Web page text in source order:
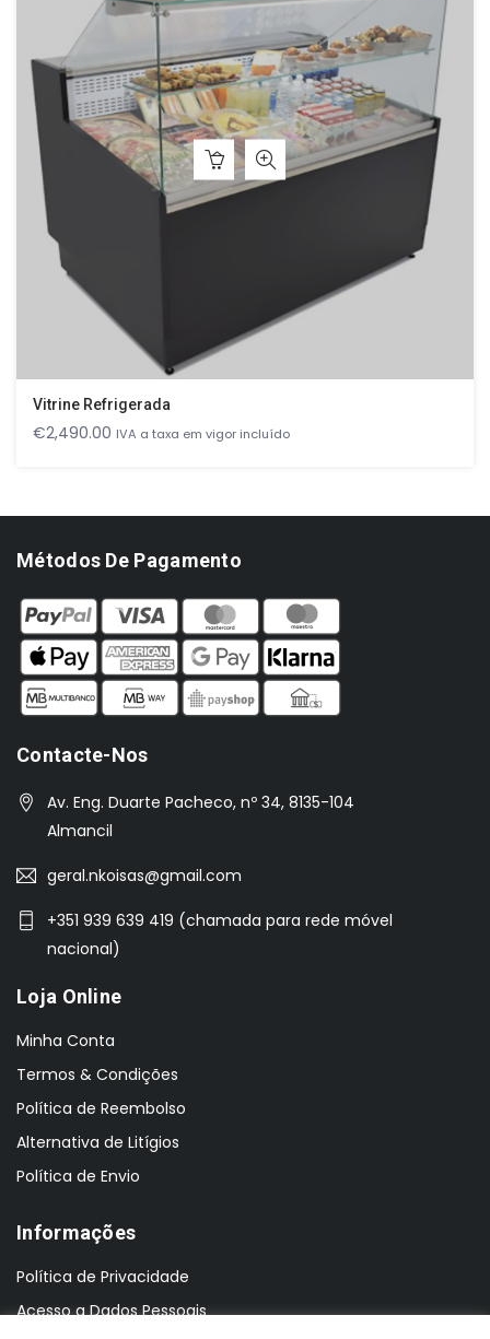
Vitrine Refrigerada
€2,490.00 IVA a taxa em vigor incluído
Métodos De Pagamento
Contacte-Nos
Av. Eng. Duarte Pacheco, nº 34, 8135-104
Almancil
geral.nkoisas@gmail.com
+351 939 639 419 (chamada para rede móvel
nacional)
Loja Online
Minha Conta
Termos & Condições
Política de Reembolso
Alternativa de Litígios
Política de Envio
Informações
Política de Privacidade
Acesso a Dados Pessoais